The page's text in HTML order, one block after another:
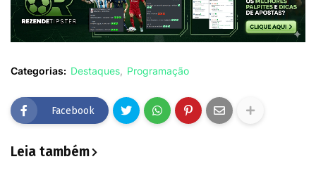
Categorias: Destaques Programação
Facebook
Leia também